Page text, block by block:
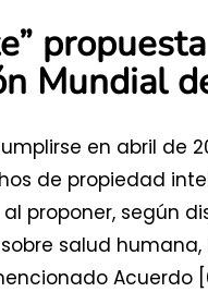
Mundial
en abril de
de propiedad
proponer, según
salud
Acuerdo